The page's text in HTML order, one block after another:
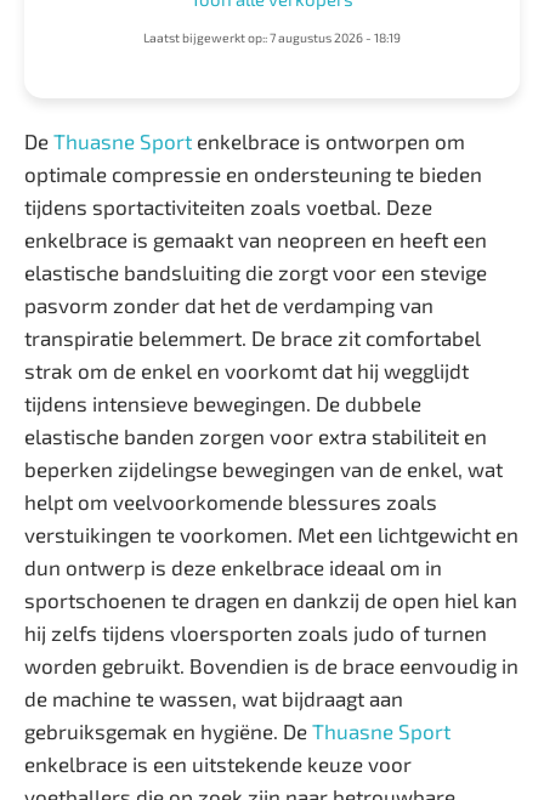
Laatst bijgewerkt op:: 7 augustus 2026 - 18:19
De Thuasne Sportenkelbrace is ontworpen om
optimale compressie en ondersteuning te bieden
tijdens sportactiviteiten zoals voetbal. Deze
enkelbrace is gemaakt van neopreen en heeft een
elastische bandsluiting die zorgt voor een stevige
pasvorm zonder dat het de verdamping van
transpiratie belemmert. De brace zit comfortabel
strak om de enkel en voorkomt dat hij wegglijdt
tijdens intensieve bewegingen. De dubbele
elastische banden zorgen voor extra stabiliteit en
beperken zijdelingse bewegingen van de enkel, wat
helpt om veelvoorkomende blessures zoals
verstuikingen te voorkomen. Met een lichtgewicht en
dun ontwerp is deze enkelbrace ideaal om in
sportschoenen te dragen en dankzij de open hiel kan
hij zelfs tijdens vloersporten zoals judo of turnen
worden gebruikt. Bovendien is de brace eenvoudig in
de machine te wassen, wat bijdraagt aan
gebruiksgemak en hygiëne. De Thuasne Sport
enkelbrace is een uitstekende keuze voor